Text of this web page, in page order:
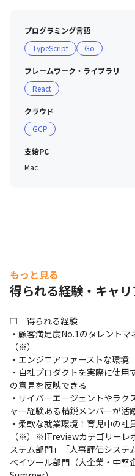
プログラミング言語
TypeScript
Go
フレームワーク・ライブラリ
React
クラウド
GCP
支給PC
Mac
もっと見る
得られる経験・キャ
❐　得られる経験
・顧客満足度No.1のタレント
（※）
・エンジニアファーストな環境
・自社プロダクトを実際に使用
の意見を反映できる
・サイバーエージェントやラ
ャー経験ある精鋭メンバーが活
・柔軟な就業環境！育児中の
（※）※ITreviewカテゴリーレ
ステム部門」「人事評価システ
ベイツール部門（大企業・中堅